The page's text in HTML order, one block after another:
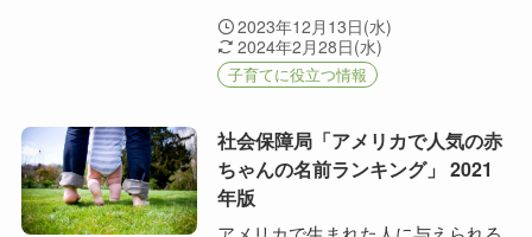
2023年12月13日(水)
2024年2月28日(水)
子育てに役立つ情報
社会保障局「アメリカで人気の赤
ちゃんの名前ランキング」 2021
年版